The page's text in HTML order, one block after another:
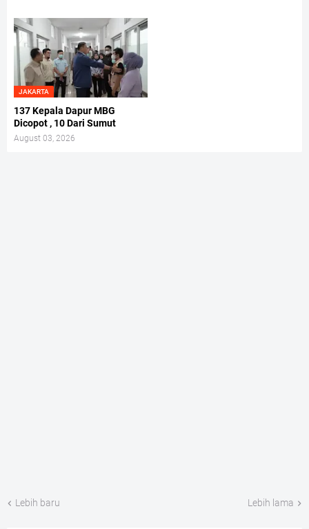
JAKARTA
137 Kepala Dapur MBG
Dicopot , 10 Dari Sumut
August 03, 2026
Lebih baru Lebih lama